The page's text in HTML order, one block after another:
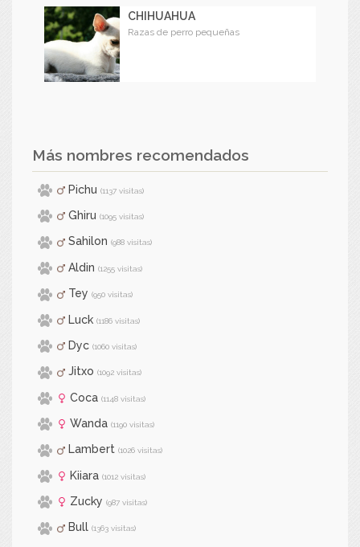
CHIHUAHUA
Razas de perro pequeñas
Más nombres recomendados
Pichu (1137 visitas)
Ghiru (1095 visitas)
Sahilon (988 visitas)
Aldin (1255 visitas)
Tey (950 visitas)
Luck (1186 visitas)
Dyc (1060 visitas)
Jitxo (1092 visitas)
Coca (1148 visitas)
Wanda (1190 visitas)
Lambert (1026 visitas)
Kiiara (1012 visitas)
Zucky (987 visitas)
Bull (1363 visitas)